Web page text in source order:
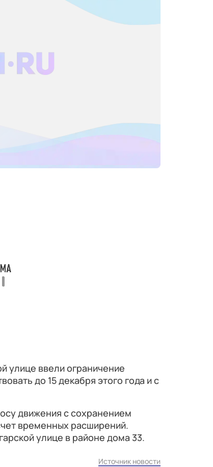
улице ввели ограничение
до 15 декабря этого года и с
движения с сохранением
временных расширений.
улице в районе дома 33.
Источник новости